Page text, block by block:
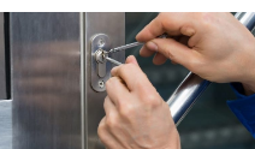
Vous avez perdu vos clés ou
porte s'est refermée derrière
? Un serrurier est disponible
24h/7.